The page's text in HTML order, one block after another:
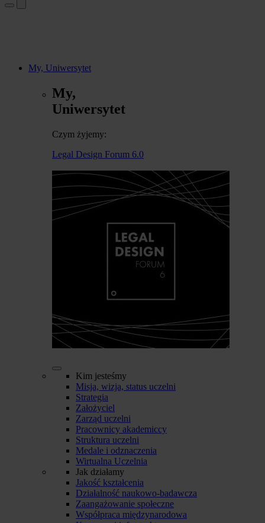
My, Uniwersytet
My,
Uniwersytet
Czym żyjemy:
Legal Design Forum 6.0
Kim jesteśmy
Misja, wizja, status uczelni
Strategia
Założyciel
Zarząd uczelni
Pracownicy akademiccy
Struktura uczelni
Medale i odznaczenia
Wirtualna Uczelnia
Jak działamy
Jakość kształcenia
Działalność naukowo-badawcza
Zaangażowanie społeczne
Współpraca międzynarodowa